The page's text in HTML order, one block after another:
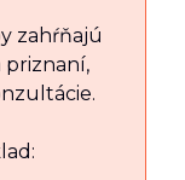
zahŕňajú
priznaní,